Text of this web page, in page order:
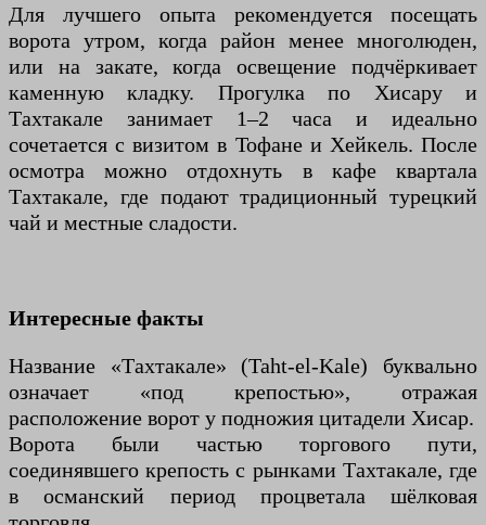
Для лучшего опыта рекомендуется посещать
ворота утром, когда район менее многолюден,
или на закате, когда освещение подчёркивает
каменную кладку. Прогулка по Хисару и
Тахтакале занимает 1–2 часа и идеально
сочетается с визитом в Тофане и Хейкель. После
осмотра можно отдохнуть в кафе квартала
Тахтакале, где подают традиционный турецкий
чай и местные сладости.
Интересные факты
Название «Тахтакале» (Taht-el-Kale) буквально
означает «под крепостью», отражая
расположение ворот у подножия цитадели Хисар.
Ворота были частью торгового пути,
соединявшего крепость с рынками Тахтакале, где
в османский период процветала шёлковая